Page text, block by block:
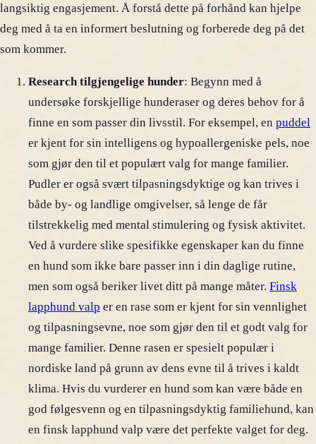
langsiktig engasjement. Å forstå dette på forhånd kan hjelpe
deg med å ta en informert beslutning og forberede deg på det
som kommer.
Research tilgjengelige hunder: Begynn med å
undersøke forskjellige hunderaser og deres behov for å
finne en som passer din livsstil. For eksempel, en puddel
er kjent for sin intelligens og hypoallergeniske pels, noe
som gjør den til et populært valg for mange familier.
Pudler er også svært tilpasningsdyktige og kan trives i
både by- og landlige omgivelser, så lenge de får
tilstrekkelig med mental stimulering og fysisk aktivitet.
Ved å vurdere slike spesifikke egenskaper kan du finne
en hund som ikke bare passer inn i din daglige rutine,
men som også beriker livet ditt på mange måter. Finsk
lapphund valp er en rase som er kjent for sin vennlighet
og tilpasningsevne, noe som gjør den til et godt valg for
mange familier. Denne rasen er spesielt populær i
nordiske land på grunn av dens evne til å trives i kaldt
klima. Hvis du vurderer en hund som kan være både en
god følgesvenn og en tilpasningsdyktig familiehund, kan
en finsk lapphund valp være det perfekte valget for deg.